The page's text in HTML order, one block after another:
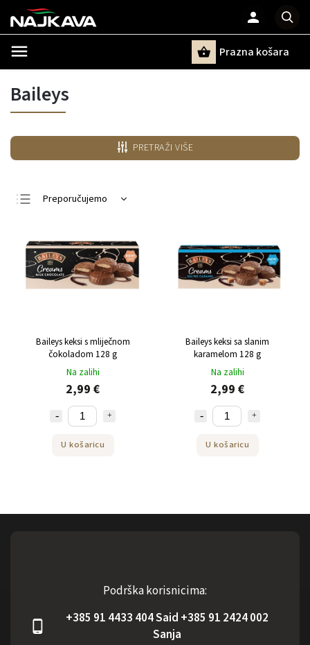
Prazna košara
Baileys
PRETRAŽI VIŠE
Preporučujemo
Najskuplji
Najprodavanije
Po abecedi
Baileys keksi s mliječnom
čokoladom 128 g
Na zalihi
2,99 €
U košaricu
Baileys keksi sa slanim
karamelom 128 g
Na zalihi
2,99 €
U košaricu
Podrška korisnicima:
+385 91 4433 404 Said +385 91 2424 002
Sanja